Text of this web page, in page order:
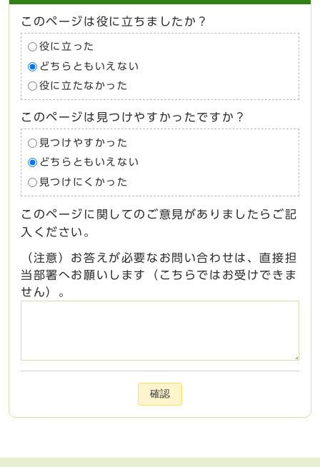
このページは役に立ちましたか？
役に立った
どちらともいえない
役に立たなかった
このページは見つけやすかったですか？
見つけやすかった
どちらともいえない
見つけにくかった
このページに関してのご意見がありましたらご記
入ください。
（注意）お答えが必要なお問い合わせは、直接担
当部署へお願いします（こちらではお受けできま
せん）。
確認